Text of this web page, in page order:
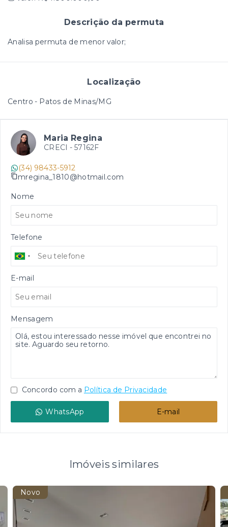
Descrição da permuta
Analisa permuta de menor valor;
Localização
Centro - Patos de Minas/MG
Maria Regina
CRECI - 57162F
(34) 98433-5912
mregina_1810@hotmail.com
Nome
Telefone
E-mail
Mensagem
Concordo com a Política de Privacidade
WhatsApp E-mail
Imóveis similares
Novo